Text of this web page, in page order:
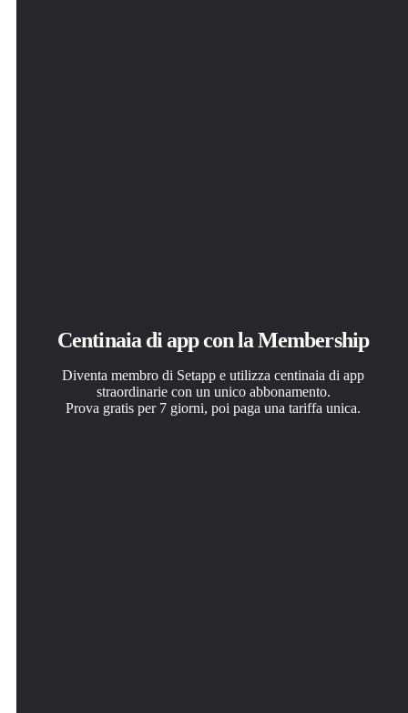
Centinaia di app con la Membership
Diventa membro di Setapp e utilizza centinaia di app
straordinarie con un unico abbonamento.
Prova gratis per 7 giorni, poi paga una tariffa unica.